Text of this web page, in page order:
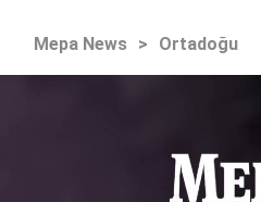
Mepa News > Ortadoğu